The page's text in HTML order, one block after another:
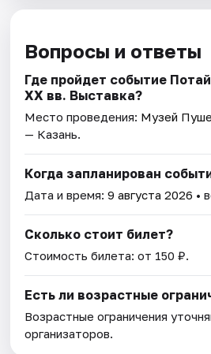
Вопросы и ответы
Где пройдет событие
XX вв. Выставка?
Место проведения: Музей
— Казань.
Когда запланирован
Дата и время:9 августа 2026 •
Сколько стоит билет?
Стоимость билета: от 150 ₽.
Есть ли возрастные
Возрастные ограничения
организаторов.